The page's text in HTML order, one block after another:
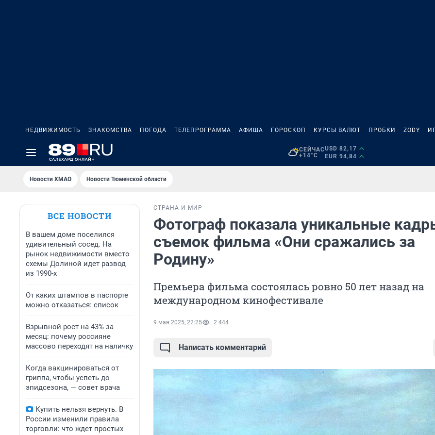
НЕДВИЖИМОСТЬ ЗНАКОМСТВА ПОГОДА ТЕЛЕПРОГРАММА АФИША ГОРОСКОП КУРСЫ ВАЛЮТ ПРОБКИ ZODY
СЕЙЧАС
+14°C
USD 82,17
EUR 94,84
Новости ХМАО Новости Тюменской области
ВСЕ НОВОСТИ
В вашем доме поселился
удивительный сосед. На
рынок недвижимости вместо
схемы Долиной идет развод
из 1990-х
От каких штампов в паспорте
можно отказаться: список
Взрывной рост на 43% за
месяц: почему россияне
массово переходят на наличку
Когда вакцинироваться от
гриппа, чтобы успеть до
эпидсезона, — совет врача
Купить нельзя вернуть. В
России изменили правила
торговли: что ждет простых
СТРАНА И МИР
Фотограф показала уникальные
съемок фильма «Они сражались за
Родину»
Премьера фильма состоялась ровно 50 лет назад на
международном кинофестивале
9 мая 2025, 22:25 2 444
Написать комментарий